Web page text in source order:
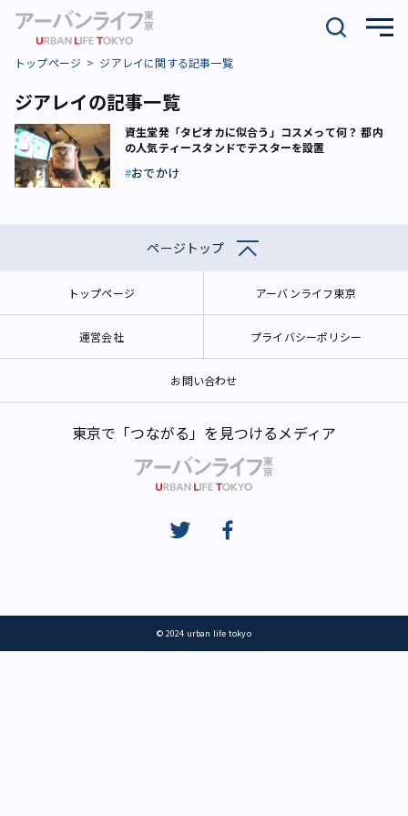
トップページ ジアレイに関する記事一覧
ジアレイの記事一覧
資生堂発「タピオカに似合う」コスメって何？ 都内
の人気ティースタンドでテスターを設置
おでかけ
ページトップ
トップページ アーバンライフ東京
運営会社 プライバシーポリシー
お問い合わせ
東京で「つながる」を見つけるメディア
© 2024 urban life tokyo